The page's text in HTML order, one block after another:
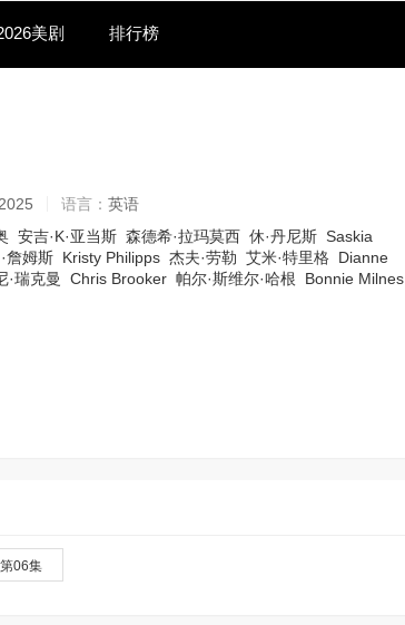
美剧 排行榜
2025 语言： 英语
安吉·K·亚当斯 森德希·拉玛莫西 休·丹尼斯 Saskia
詹姆斯 Kristy Philipps 杰夫·劳勒 艾米·特里格 Dianne
·瑞克曼 Chris Brooker 帕尔·斯维尔·哈根
Bonnie Milnes
第06集